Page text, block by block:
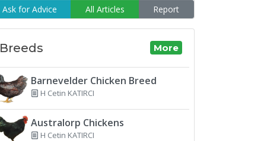
Ask for Advice All Articles Report
Breeds More
Barnevelder Chicken Breed
H Cetin KATIRCI
Australorp Chickens
H Cetin KATIRCI